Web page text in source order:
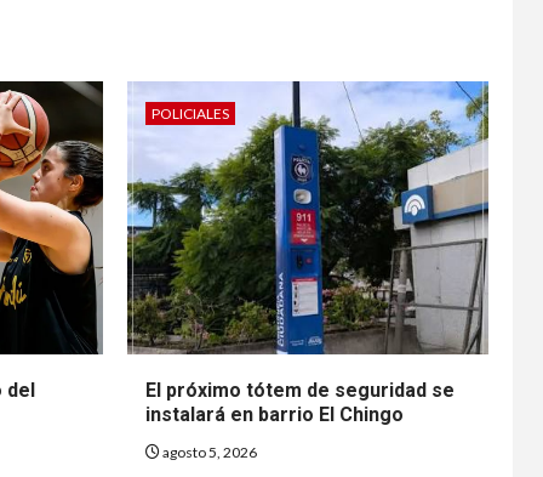
del
POLICIALES
El próximo tótem de seguridad se
instalará en barrio El Chingo
agosto 5, 2026